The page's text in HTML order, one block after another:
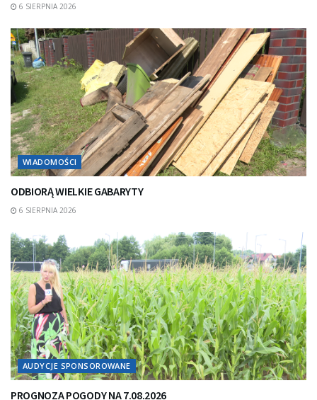
6 SIERPNIA 2026
WIADOMOŚCI
ODBIORĄ WIELKIE GABARYTY
6 SIERPNIA 2026
AUDYCJE SPONSOROWANE
PROGNOZA POGODY NA 7.08.2026